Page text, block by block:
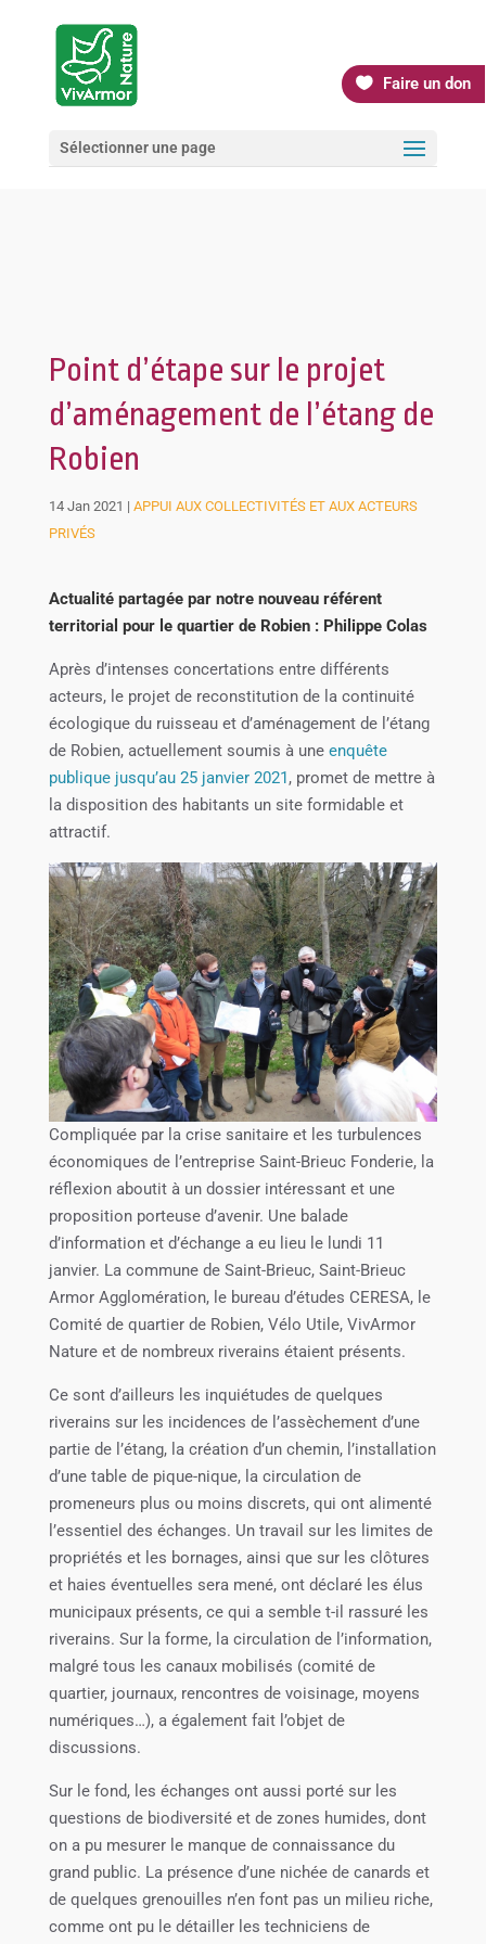
Faire un don
Sélectionner une page
Point d’étape sur le projet
d’aménagement de l’étang de
Robien
14 Jan 2021 | APPUI AUX COLLECTIVITÉS ET AUX ACTEURS
PRIVÉS
Actualité partagée par notre nouveau référent
territorial pour le quartier de Robien : Philippe Colas
Après d’intenses concertations entre différents
acteurs, le projet de reconstitution de la continuité
écologique du ruisseau et d’aménagement de l’étang
de Robien, actuellement soumis à une enquête
publique jusqu’au 25 janvier 2021, promet de mettre à
la disposition des habitants un site formidable et
attractif.
Compliquée par la crise sanitaire et les turbulences
économiques de l’entreprise Saint-Brieuc Fonderie, la
réflexion aboutit à un dossier intéressant et une
proposition porteuse d’avenir. Une balade
d’information et d’échange a eu lieu le lundi 11
janvier. La commune de Saint-Brieuc, Saint-Brieuc
Armor Agglomération, le bureau d’études CERESA, le
Comité de quartier de Robien, Vélo Utile, VivArmor
Nature et de nombreux riverains étaient présents.
Ce sont d’ailleurs les inquiétudes de quelques
riverains sur les incidences de l’assèchement d’une
partie de l’étang, la création d’un chemin, l’installation
d’une table de pique-nique, la circulation de
promeneurs plus ou moins discrets, qui ont alimenté
l’essentiel des échanges. Un travail sur les limites de
propriétés et les bornages, ainsi que sur les clôtures
et haies éventuelles sera mené, ont déclaré les élus
municipaux présents, ce qui a semble t-il rassuré les
riverains. Sur la forme, la circulation de l’information,
malgré tous les canaux mobilisés (comité de
quartier, journaux, rencontres de voisinage, moyens
numériques…), a également fait l’objet de
discussions.
Sur le fond, les échanges ont aussi porté sur les
questions de biodiversité et de zones humides, dont
on a pu mesurer le manque de connaissance du
grand public. La présence d’une nichée de canards et
de quelques grenouilles n’en font pas un milieu riche,
comme ont pu le détailler les techniciens de